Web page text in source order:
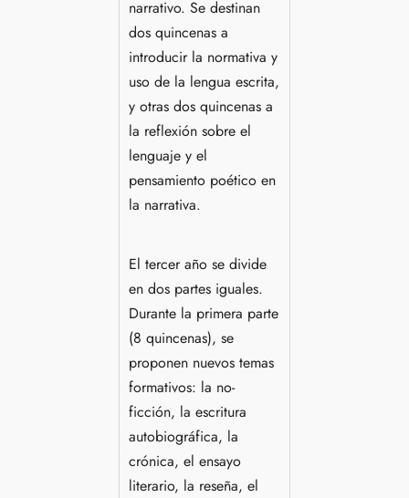
narrativo. Se destinan
dos quincenas a
introducir la normativa y
uso de la lengua escrita,
y otras dos quincenas a
la reflexión sobre el
lenguaje y el
pensamiento poético en
la narrativa.
El tercer año se divide
en dos partes iguales.
Durante la primera parte
(8 quincenas), se
proponen nuevos temas
formativos: la no-
ficción, la escritura
autobiográfica, la
crónica, el ensayo
literario, la reseña, el